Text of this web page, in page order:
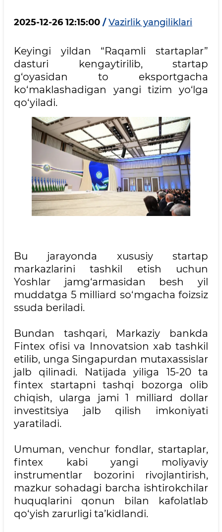
2025-12-26 12:15:00 / Vazirlik yangiliklari
Keyingi yildan “Raqamli startaplar”
dasturi kengaytirilib, startap
g‘oyasidan to eksportgacha
ko‘maklashadigan yangi tizim yo‘lga
qo‘yiladi.
Bu jarayonda xususiy startap
markazlarini tashkil etish uchun
Yoshlar jamg‘armasidan besh yil
muddatga 5 milliard so‘mgacha foizsiz
ssuda beriladi.
Bundan tashqari, Markaziy bankda
Fintex ofisi va Innovatsion xab tashkil
etilib, unga Singapurdan mutaxassislar
jalb qilinadi. Natijada yiliga 15-20 ta
fintex startapni tashqi bozorga olib
chiqish, ularga jami 1 milliard dollar
investitsiya jalb qilish imkoniyati
yaratiladi.
Umuman, venchur fondlar, startaplar,
fintex kabi yangi moliyaviy
instrumentlar bozorini rivojlantirish,
mazkur sohadagi barcha ishtirokchilar
huquqlarini qonun bilan kafolatlab
qo‘yish zarurligi ta’kidlandi.